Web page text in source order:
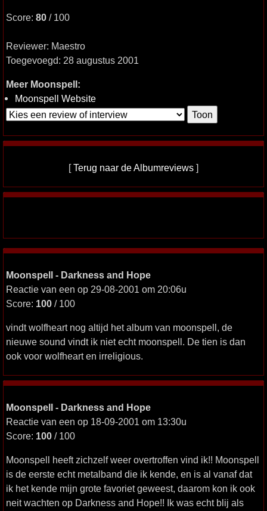
Score: 80 / 100
Reviewer: Maestro
Toegevoegd: 28 augustus 2001
Meer Moonspell:
Moonspell Website
[Terug naar de Albumreviews ]
Moonspell - Darkness and Hope
Reactie van een op 29-08-2001 om 20:06u
Score: 100 / 100
vindt wolfheart nog altijd het album van moonspell, de
nieuwe sound vindt ik niet echt moonspell. De tien is dan
ook voor wolfheart en irreligious.
Moonspell - Darkness and Hope
Reactie van een op 18-09-2001 om 13:30u
Score: 100 / 100
Moonspell heeft zichzelf weer overtroffen vind ik!! Moonspell
is de eerste echt metalband die ik kende, en is al vanaf dat
ik het kende mijn grote favoriet geweest, daarom kon ik ook
neit wachten op Darkness and Hope!! Ik was echt blij als